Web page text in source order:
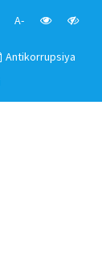
A-
Antikorrupsiya